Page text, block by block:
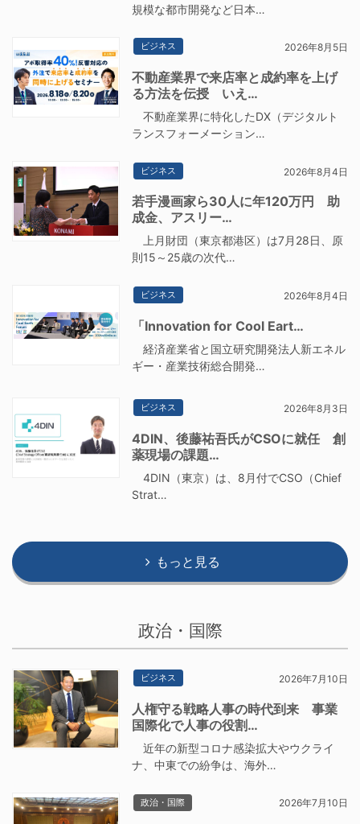
規模な都市開発など日本…
ビジネス 2026年8月5日
不動産業界で来店率と成約率を上げ
る方法を伝授 いえ…
不動産業界に特化したDX（デジタルト
ランスフォーメーション…
ビジネス 2026年8月4日
若手漫画家ら30人に年120万円 助
成金、アスリー…
上月財団（東京都港区）は7月28日、原
則15～25歳の次代…
ビジネス 2026年8月4日
「Innovation for Cool Eart…
経済産業省と国立研究開発法人新エネル
ギー・産業技術総合開発…
ビジネス 2026年8月3日
4DIN、後藤祐吾氏がCSOに就任 創
薬現場の課題…
4DIN（東京）は、8月付でCSO（Chief
Strat…
もっと見る
政治・国際
ビジネス 2026年7月10日
人権守る戦略人事の時代到来 事業
国際化で人事の役割…
近年の新型コロナ感染拡大やウクライ
ナ、中東での紛争は、海外…
政治・国際 2026年7月10日